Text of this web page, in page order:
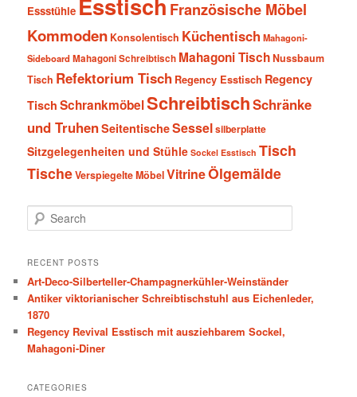
Essstühle
Französische Möbel
Kommoden Konsolentisch Küchentisch Mahagoni-
SideboardMahagoni Schreibtisch Mahagoni TischNussbaum
Tisch Refektorium Tisch Regency Esstisch Regency
Tisch SchrankmöbelSchreibtischSchränke
und TruhenSeitentischeSesselsilberplatte
Sitzgelegenheiten und Stühle Sockel Esstisch Tisch
TischeVerspiegelte MöbelVitrineÖlgemälde
e
r
h
RECENT POSTS
Art-Deco-Silberteller-Champagnerkühler-Weinständer
Antiker viktorianischer Schreibtischstuhl aus Eichenleder,
1870
Regency Revival Esstisch mit ausziehbarem Sockel,
Mahagoni-Diner
CATEGORIES